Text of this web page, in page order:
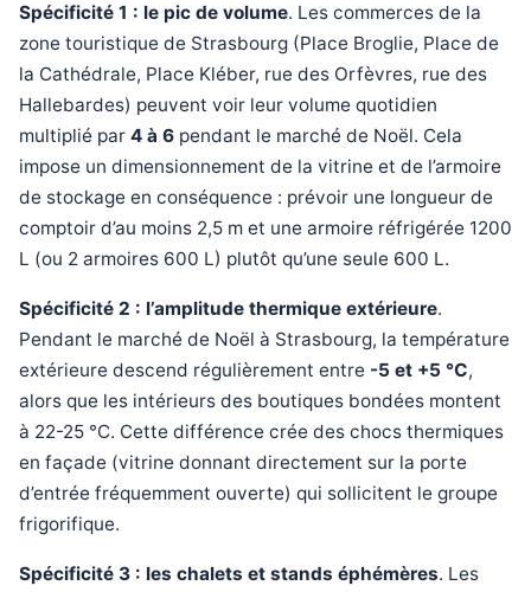
Spécificité 1 : le pic de volume. Les commerces de la
zone touristique de Strasbourg (Place Broglie, Place de
la Cathédrale, Place Kléber, rue des Orfèvres, rue des
Hallebardes) peuvent voir leur volume quotidien
multiplié par 4 à 6 pendant le marché de Noël. Cela
impose un dimensionnement de la vitrine et de l’armoire
de stockage en conséquence : prévoir une longueur de
comptoir d’au moins 2,5 m et une armoire réfrigérée 1200
L (ou 2 armoires 600 L) plutôt qu’une seule 600 L.
Spécificité 2 : l’amplitude thermique extérieure.
Pendant le marché de Noël à Strasbourg, la température
extérieure descend régulièrement entre -5 et +5 °C,
alors que les intérieurs des boutiques bondées montent
à 22-25 °C. Cette différence crée des chocs thermiques
en façade (vitrine donnant directement sur la porte
d’entrée fréquemment ouverte) qui sollicitent le groupe
frigorifique.
Spécificité 3 : les chalets et stands éphémères. Les